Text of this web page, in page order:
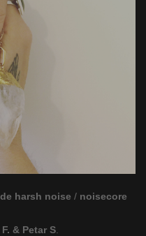
harsh noise / noisecore
& Petar S